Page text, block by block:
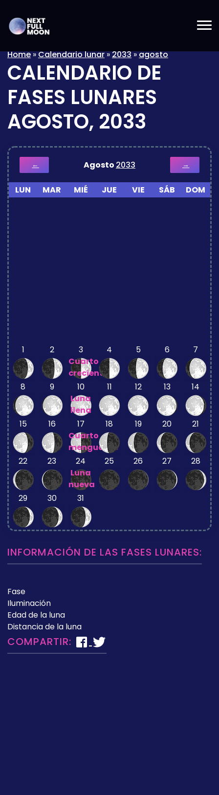
Home»Calendario lunar»2033»agosto
CALENDARIO DE
FASES LUNARES
AGOSTO, 2033
← Agosto 2033 →
LUN MAR MIÉ JUE VIE SÁB DOM
1 2
3
Cuarto
creciente
4 5 6 7
8 9
10
Luna
llena
11 12 13 14
15 16
17
Cuarto
menguante
18 19 20 21
22 23
24
Luna
nueva
25 26 27 28
29 30 31
INFORMACIÓN DE LAS FASES LUNARES:
Fase
Iluminación
Edad de la luna
Distancia de la luna
COMPARTIR: